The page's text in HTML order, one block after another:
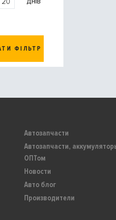
ФІЛЬТР
Автозапчасти
Автозапчасти,
ОПТом
Новости
Авто блог
Производители